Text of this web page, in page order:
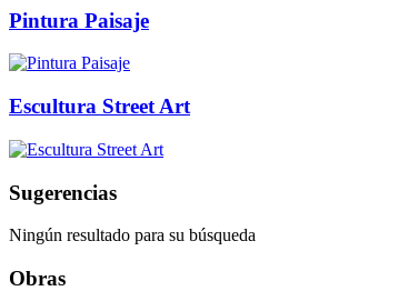
Pintura Paisaje
Escultura Street Art
Sugerencias
Ningún resultado para su búsqueda
Obras